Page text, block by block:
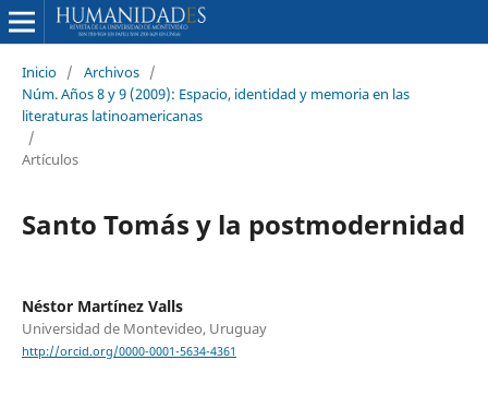
Inicio / Archivos /
Núm. Años 8 y 9 (2009): Espacio, identidad y memoria en las
literaturas latinoamericanas
/
Artículos
Santo Tomás y la postmodernidad
Néstor Martínez Valls
Universidad de Montevideo, Uruguay
http://orcid.org/0000-0001-5634-4361